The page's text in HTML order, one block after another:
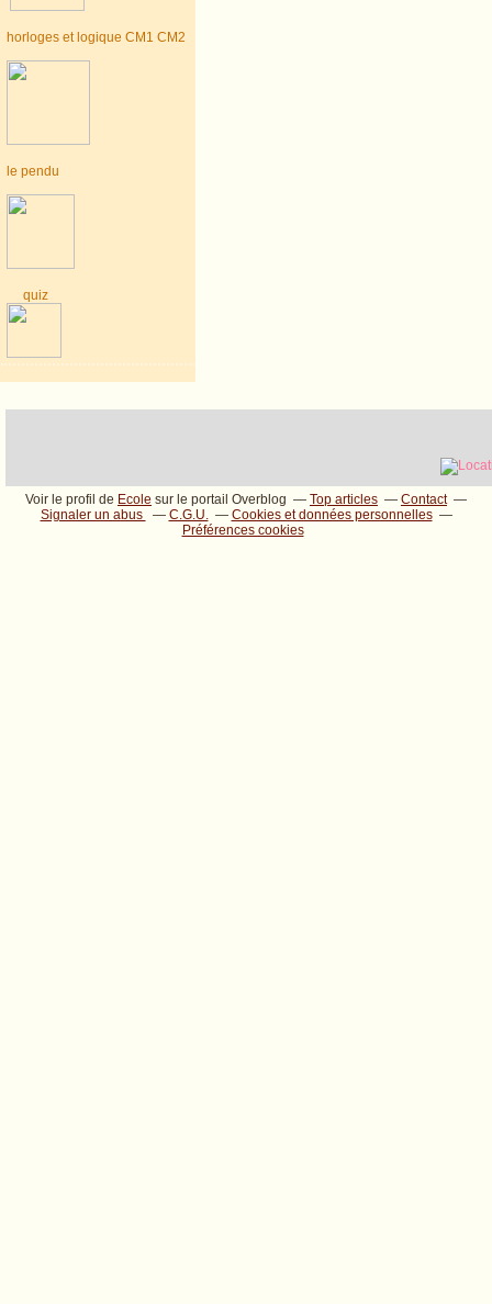
horloges et logique CM1 CM2
le pendu
quiz
Voir le profil de Ecole sur le portail Overblog Top articles
Contact
Signaler un abus
C.G.U.
Cookies et données personnelles
Préférences cookies